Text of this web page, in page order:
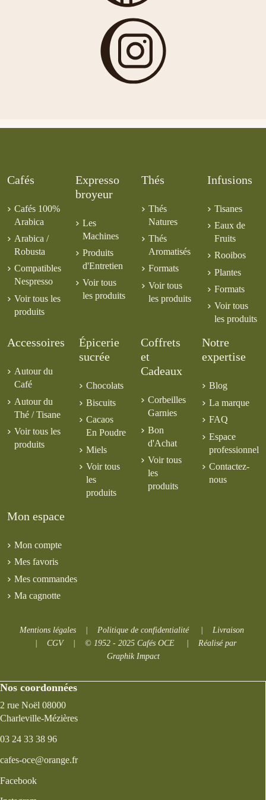
7,00 €
6,00 €
5,00 €
Cafés
Cafés 100%
Arabica
Arabica /
Robusta
Compatibles
Nespresso
Voir tous les
produits
Expresso
broyeur
Les
Machines
Produits
d'Entretien
Voir tous
les produits
Thés
Thés
Natures
Thés
Aromatisés
Formats
Voir tous
les produits
Infusions
Tisanes
Eaux de
Fruits
Rooibos
Plantes
Formats
Voir tous
les produits
Accessoires
Autour du
Café
Autour du
Thé / Tisane
Voir tous les
produits
Épicerie
sucrée
Chocolats
Biscuits
Cacaos
En Poudre
Miels
Voir tous
les
produits
Coffrets
et
Cadeaux
Corbeilles
Garnies
Bon
d'Achat
Voir tous
les
produits
Notre
expertise
Blog
La marque
FAQ
Espace
professionnel
Contactez-
nous
Mon espace
Mon compte
Mes favoris
Mes commandes
Ma cagnotte
Mentions légales Politique de confidentialité| Livraison
CGV| © 1952 - 2025 Cafés OCE| Réalisé par
Graphik Impact
Nos coordonnées
2 rue Noël 08000
Charleville-Mézières
03 24 33 38 96
cafes-oce@orange.fr
Facebook